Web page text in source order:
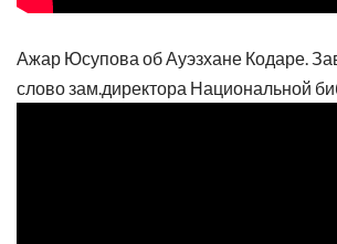
Ажар Юсупова об Ауэзхане Кодаре.
слово зам.директора Национальной